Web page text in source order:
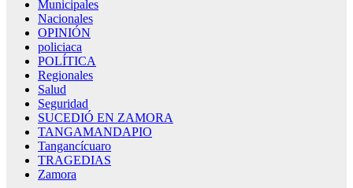
Municipales
Nacionales
OPINIÓN
policiaca
POLÍTICA
Regionales
Salud
Seguridad
SUCEDIÓ EN ZAMORA
TANGAMANDAPIO
Tangancícuaro
TRAGEDIAS
Zamora